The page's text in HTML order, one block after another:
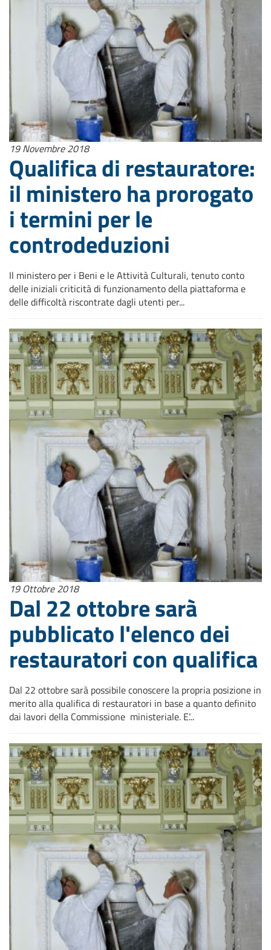
19 Novembre 2018
Qualifica di restauratore:
il ministero ha prorogato
i termini per le
controdeduzioni
Il ministero per i Beni e le Attività Culturali, tenuto conto
delle iniziali criticità di funzionamento della piattaforma e
delle difficoltà riscontrate dagli utenti per...
19 Ottobre 2018
Dal 22 ottobre sarà
pubblicato l'elenco dei
restauratori con qualifica
Dal 22 ottobre sarà possibile conoscere la propria posizione in
merito alla qualifica di restauratori in base a quanto definito
dai lavori della Commissione ministeriale. E’...